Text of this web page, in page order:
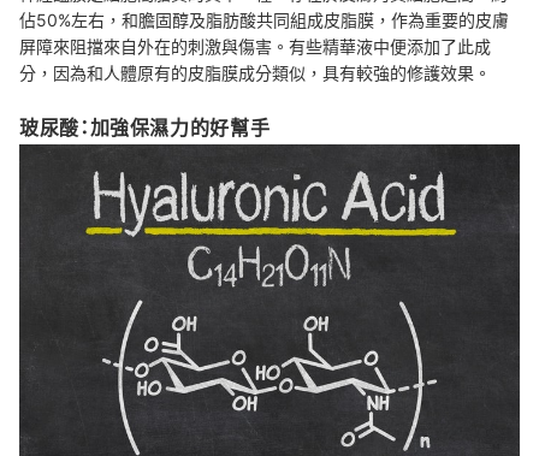
佔50%左右，和膽固醇及脂肪酸共同組成皮脂膜，作為重要的皮膚
屏障來阻擋來自外在的刺激與傷害。有些精華液中便添加了此成
分，因為和人體原有的皮脂膜成分類似，具有較強的修護效果。
玻尿酸：加強保濕力的好幫手